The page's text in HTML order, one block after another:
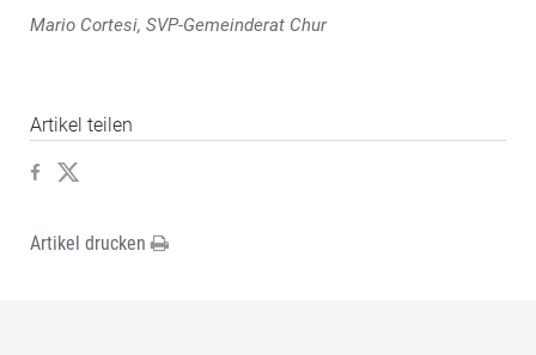
Mario Cortesi, SVP-Gemeinderat Chur
Artikel teilen
Artikel drucken